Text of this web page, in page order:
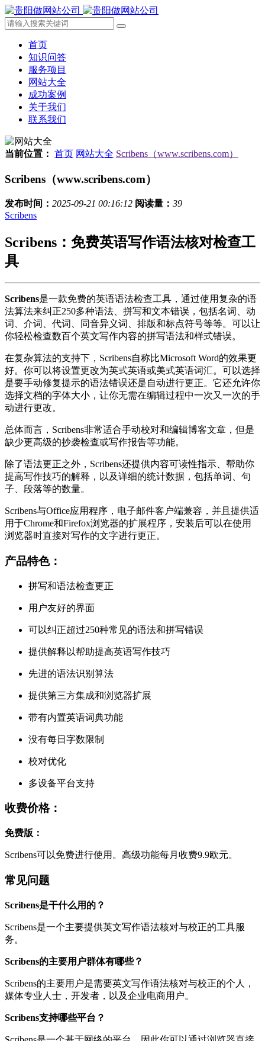
首页
知识问答
服务项目
网站大全
成功案例
关于我们
联系我们
当前位置： 首页 网站大全 Scribens（www.scribens.com）
Scribens（www.scribens.com）
发布时间： 2025-09-21 00:16:12 阅读量： 39
Scribens
Scribens：免费英语写作语法核对检查工
具
Scribens是一款免费的英语语法检查工具，通过使用复杂的语
法算法来纠正250多种语法、拼写和文本错误，包括名词、动
词、介词、代词、同音异义词、排版和标点符号等等。可以让
你轻松检查数百个英文写作内容的拼写语法和样式错误。
在复杂算法的支持下，Scribens自称比Microsoft Word的效果更
好。你可以将设置更改为英式英语或美式英语词汇。可以选择
是要手动修复提示的语法错误还是自动进行更正。它还允许你
选择文档的字体大小，让你无需在编辑过程中一次又一次的手
动进行更改。
总体而言，Scribens非常适合手动校对和编辑博客文章，但是
缺少更高级的抄袭检查或写作报告等功能。
除了语法更正之外，Scribens还提供内容可读性指示、帮助你
提高写作技巧的解释，以及详细的统计数据，包括单词、句
子、段落等的数量。
Scribens与Office应用程序，电子邮件客户端兼容，并且提供适
用于Chrome和Firefox浏览器的扩展程序，安装后可以在使用
浏览器时直接对写作的文字进行更正。
产品特色：
拼写和语法检查更正
用户友好的界面
可以纠正超过250种常见的语法和拼写错误
提供解释以帮助提高英语写作技巧
先进的语法识别算法
提供第三方集成和浏览器扩展
带有内置英语词典功能
没有每日字数限制
校对优化
多设备平台支持
收费价格：
免费版：
Scribens可以免费进行使用。高级功能每月收费9.9欧元。
常见问题
Scribens是干什么用的？
Scribens是一个主要提供英文写作语法核对与校正的工具服
务。
Scribens的主要用户群体有哪些？
Scribens的主要用户是需要英文写作语法核对与校正的个人，
媒体专业人士，开发者，以及企业电商用户。
Scribens支持哪些平台？